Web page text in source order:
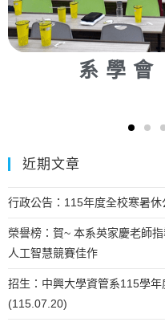
系學
近期文章
行政公告：115年度全校寒暑休
榮譽榜：賀~ 本系英家慶老師
人工智慧競賽佳作
招生：中興大學資管系115學
(115.07.20)